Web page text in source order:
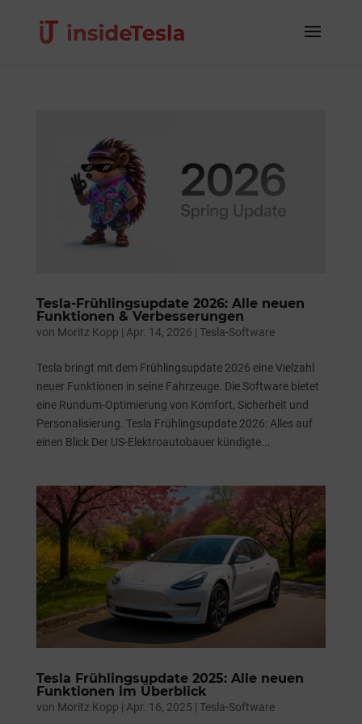
Tesla-Frühlingsupdate 2026: Alle neuen
Funktionen & Verbesserungen
von Moritz Kopp | Apr. 14, 2026 | Tesla-Software
Tesla bringt mit dem Frühlingsupdate 2026 eine Vielzahl
neuer Funktionen in seine Fahrzeuge. Die Software bietet
eine Rundum-Optimierung von Komfort, Sicherheit und
Personalisierung. Tesla Frühlingsupdate 2026: Alles auf
einen Blick Der US-Elektroautobauer kündigte...
Tesla Frühlingsupdate 2025: Alle neuen
Funktionen im Überblick
von Moritz Kopp | Apr. 16, 2025 | Tesla-Software